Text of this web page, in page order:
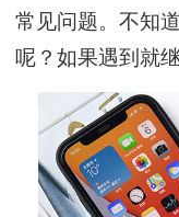
常见问题。不知
呢？如果遇到就